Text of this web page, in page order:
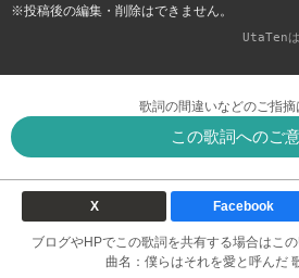
※投稿後の編集・削除はできません。
UtaTenは
歌詞の間違いなどのご指摘
この歌詞へのご
X Facebook
ブログやHPでこの歌詞を共有する場合はこ
曲名：僕らはそれを愛と呼んだ